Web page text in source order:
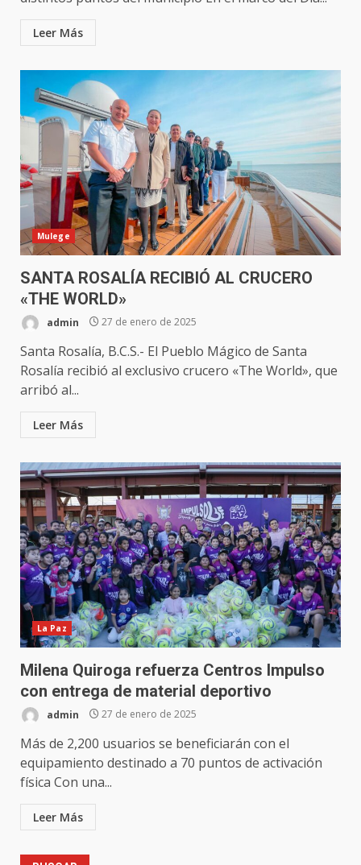
Leer Más
Mulege
SANTA ROSALÍA RECIBIÓ AL CRUCERO
«THE WORLD»
admin 27 de enero de 2025
Santa Rosalía, B.C.S.- El Pueblo Mágico de Santa
Rosalía recibió al exclusivo crucero «The World», que
arribó al...
Leer Más
La Paz
Milena Quiroga refuerza Centros Impulso
con entrega de material deportivo
admin 27 de enero de 2025
Más de 2,200 usuarios se beneficiarán con el
equipamiento destinado a 70 puntos de activación
física Con una...
Leer Más